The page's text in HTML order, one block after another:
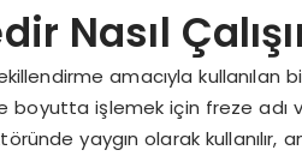
Nasıl
amacıyla kullanılan
işlemek için freze adı
yaygın olarak kullanılır,